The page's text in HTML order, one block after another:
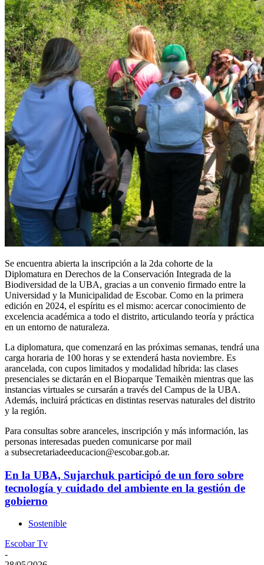
Se encuentra abierta la inscripción a la 2da cohorte de la
Diplomatura en Derechos de la Conservación Integrada de la
Biodiversidad de la UBA, gracias a un convenio firmado entre la
Universidad y la Municipalidad de Escobar. Como en la primera
edición en 2024, el espíritu es el mismo: acercar conocimiento de
excelencia académica a todo el distrito, articulando teoría y práctica
en un entorno de naturaleza.
La diplomatura, que comenzará en las próximas semanas, tendrá una
carga horaria de 100 horas y se extenderá hasta noviembre. Es
arancelada, con cupos limitados y modalidad híbrida: las clases
presenciales se dictarán en el Bioparque Temaikèn mientras que las
instancias virtuales se cursarán a través del Campus de la UBA.
Además, incluirá prácticas en distintas reservas naturales del distrito
y la región.
Para consultas sobre aranceles, inscripción y más información, las
personas interesadas pueden comunicarse por mail
a subsecretariadeeducacion@escobar.gob.ar.
En la UBA, Sujarchuk participó de un foro sobre
tecnología y cuidado del ambiente en la gestión de
gobierno
Sostenible
Escobar Tv
-